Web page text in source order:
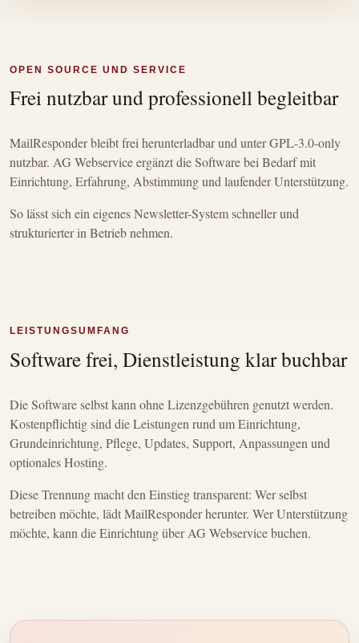
OPEN SOURCE UND SERVICE
Frei nutzbar und professionell begleitbar
MailResponder bleibt frei herunterladbar und unter GPL-3.0-only
nutzbar. AG Webservice ergänzt die Software bei Bedarf mit
Einrichtung, Erfahrung, Abstimmung und laufender Unterstützung.
So lässt sich ein eigenes Newsletter-System schneller und
strukturierter in Betrieb nehmen.
LEISTUNGSUMFANG
Software frei, Dienstleistung klar buchbar
Die Software selbst kann ohne Lizenzgebühren genutzt werden.
Kostenpflichtig sind die Leistungen rund um Einrichtung,
Grundeinrichtung, Pflege, Updates, Support, Anpassungen und
optionales Hosting.
Diese Trennung macht den Einstieg transparent: Wer selbst
betreiben möchte, lädt MailResponder herunter. Wer Unterstützung
möchte, kann die Einrichtung über AG Webservice buchen.